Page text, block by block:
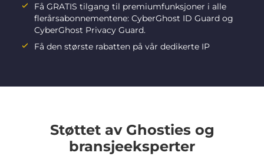
Få GRATIS tilgang til premiumfunksjoner i alle
flerårsabonnementene: CyberGhost ID Guard og
CyberGhost Privacy Guard.
Få den største rabatten på vår dedikerte IP
Støttet av Ghosties og
bransjeeksperter